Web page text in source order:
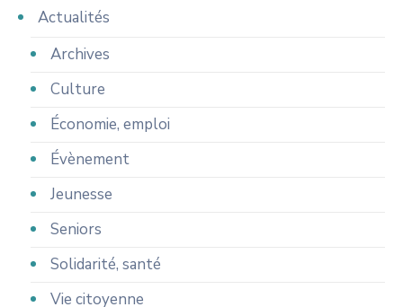
Actualités
Archives
Culture
Économie, emploi
Évènement
Jeunesse
Seniors
Solidarité, santé
Vie citoyenne